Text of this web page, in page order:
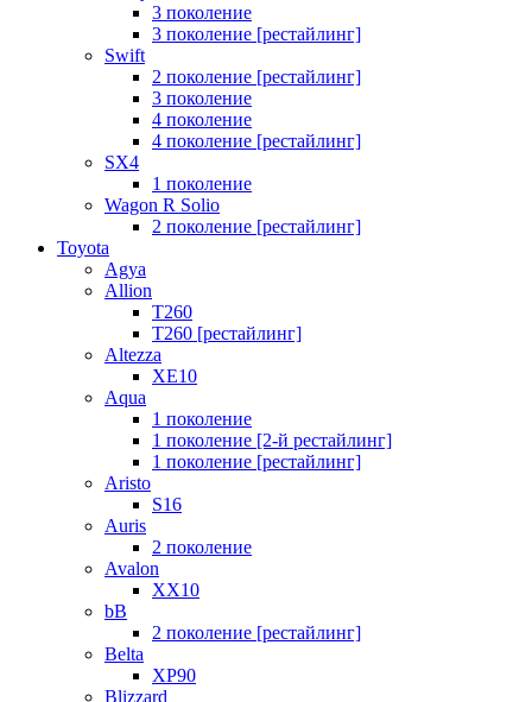
3 поколение
3 поколение [рестайлинг]
Swift
2 поколение [рестайлинг]
3 поколение
4 поколение
4 поколение [рестайлинг]
SX4
1 поколение
Wagon R Solio
2 поколение [рестайлинг]
Toyota
Agya
Allion
T260
T260 [рестайлинг]
Altezza
XE10
Aqua
1 поколение
1 поколение [2-й рестайлинг]
1 поколение [рестайлинг]
Aristo
S16
Auris
2 поколение
Avalon
XX10
bB
2 поколение [рестайлинг]
Belta
XP90
Blizzard